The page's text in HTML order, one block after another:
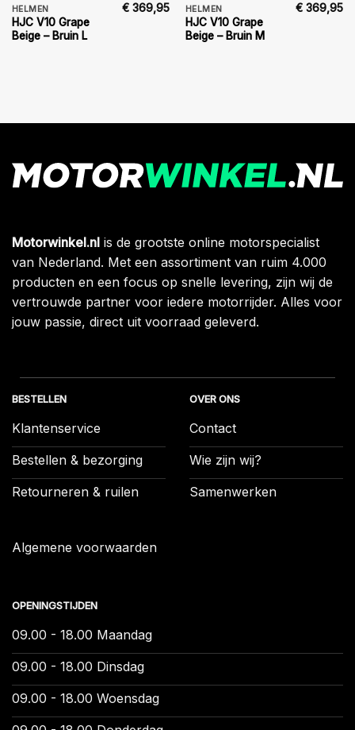
HELMEN
HJC V10 Grape
Beige – Bruin L
€ 369,95 HELMEN
HJC V10 Grape
Beige – Bruin M
€ 369,95
Motorwinkel.nl is de grootste online motorspecialist
van Nederland. Met een assortiment van ruim 4.000
producten en een focus op snelle levering, zijn wij de
vertrouwde partner voor iedere motorrijder. Alles voor
jouw passie, direct uit voorraad geleverd.
BESTELLEN
Klantenservice
Bestellen & bezorging
Retourneren & ruilen
Algemene voorwaarden
OVER ONS
Contact
Wie zijn wij?
Samenwerken
OPENINGSTIJDEN
09.00 - 18.00 Maandag
09.00 - 18.00 Dinsdag
09.00 - 18.00 Woensdag